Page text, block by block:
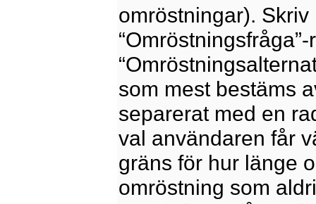
omröstningar).
som mest bestäms
separerat med en
val användaren får
gräns för hur länge
omröstning som